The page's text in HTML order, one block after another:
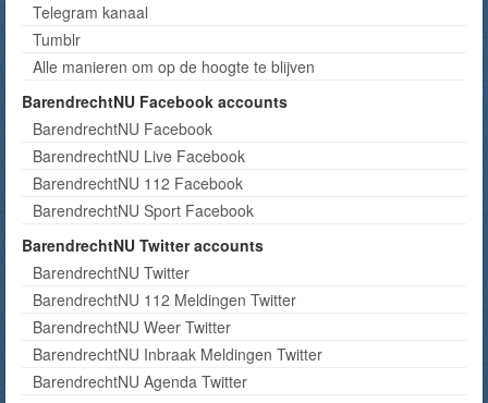
Telegram kanaal
Tumblr
Alle manieren om op de hoogte te blijven
BarendrechtNU Facebook accounts
BarendrechtNU Facebook
BarendrechtNU Live Facebook
BarendrechtNU 112 Facebook
BarendrechtNU Sport Facebook
BarendrechtNU Twitter accounts
BarendrechtNU Twitter
BarendrechtNU 112 Meldingen Twitter
BarendrechtNU Weer Twitter
BarendrechtNU Inbraak Meldingen Twitter
BarendrechtNU Agenda Twitter